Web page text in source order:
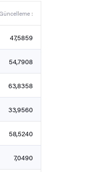
:
47,5859
54,7908
63,8358
33,9560
58,5240
7,0490